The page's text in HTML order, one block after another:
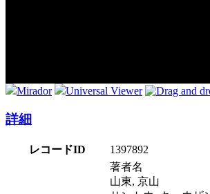
Mirador Universal Viewer
詳細
レコードID
1397892
著者名
山東, 京山